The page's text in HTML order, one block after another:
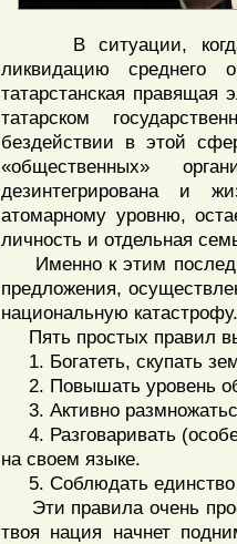
В ситуации, когда
ликвидацию среднего
татарстанская правящая
татарском
бездействии в этой
«общественных»
дезинтегрирована и
атомарному уровню,
личность и отдельная
Именно к этим
предложения,
национальную катастрофу.
Пять простых правил
1. Богатеть, скупать
2. Повышать уровень
3. Активно
4. Разговаривать
на своем языке.
5. Соблюдать
Эти правила очень
твоя нация начнет